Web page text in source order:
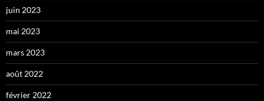
juin 2023
mai 2023
mars 2023
août 2022
février 2022